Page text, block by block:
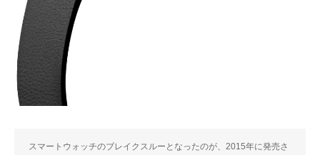
スマートウォッチのブレイクスルーとなったのが、2015年に発売さ